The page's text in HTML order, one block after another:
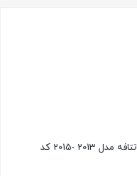
خطر عقب روی صندوق چپ (led) هیوندای سانتافه مدل 2013 -2015 کد